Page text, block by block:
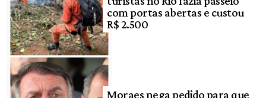
com portas abertas e custou
R$ 2.500
Moraes nega pedido para que